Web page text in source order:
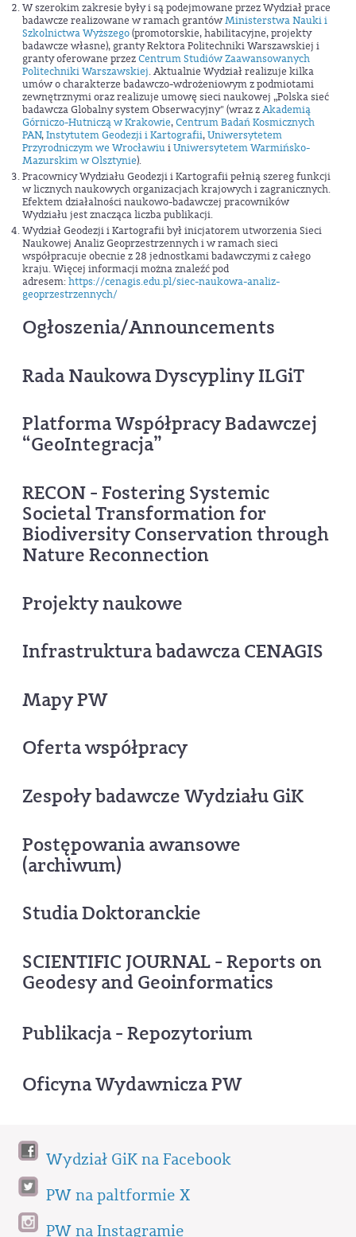
W szerokim zakresie były i są podejmowane przez Wydział prace
badawcze realizowane w ramach grantówMinisterstwa Nauki i
Szkolnictwa Wyższego(promotorskie, habilitacyjne, projekty
badawcze własne), granty Rektora Politechniki Warszawskiej i
granty oferowane przezCentrum Studiów Zaawansowanych
Politechniki Warszawskiej. Aktualnie Wydział realizuje kilka
umów o charakterze badawczo-wdrożeniowym z podmiotami
zewnętrznymi oraz realizuje umowę sieci naukowej „Polska sieć
badawcza Globalny system Obserwacyjny" (wraz zAkademią
Górniczo-Hutniczą w Krakowie,Centrum Badań Kosmicznych
PAN,Instytutem Geodezji i Kartografii,Uniwersytetem
Przyrodniczym we WrocławiuiUniwersytetem Warmińsko-
Mazurskim w Olsztynie).
Pracownicy Wydziału Geodezji i Kartografii pełnią szereg funkcji
w licznych naukowych organizacjach krajowych i zagranicznych.
Efektem działalności naukowo-badawczej pracowników
Wydziału jest znacząca liczba publikacji.
Wydział Geodezji i Kartografii był inicjatorem utworzenia Sieci
Naukowej Analiz Geoprzestrzennych i w ramach sieci
współpracuje obecnie z 28 jednostkami badawczymi z całego
kraju. Więcej informacji można znaleźć pod
adresem:https://cenagis.edu.pl/siec-naukowa-analiz-
geoprzestrzennych/
Ogłoszenia/Announcements
Rada Naukowa Dyscypliny ILGiT
Platforma Współpracy Badawczej
“GeoIntegracja”
RECON - Fostering Systemic
Societal Transformation for
Biodiversity Conservation through
Nature Reconnection
Projekty naukowe
Infrastruktura badawcza CENAGIS
Mapy PW
Oferta współpracy
Zespoły badawcze Wydziału GiK
Postępowania awansowe
(archiwum)
Studia Doktoranckie
SCIENTIFIC JOURNAL - Reports on
Geodesy and Geoinformatics
Publikacja - Repozytorium
Oficyna Wydawnicza PW
Wydział GiK na Facebook
PW na paltformie X
PW na Instagramie